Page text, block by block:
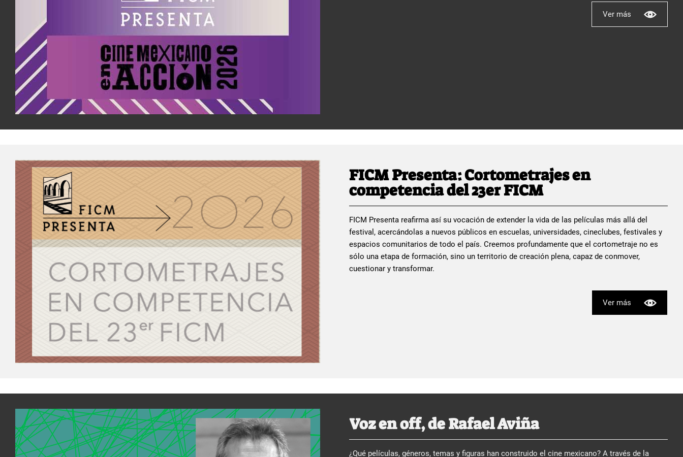
Ver más
FICM Presenta: Cortometrajes en
competencia del 23er FICM
FICM Presenta reafirma así su vocación de extender la vida de las películas más allá del
festival, acercándolas a nuevos públicos en escuelas, universidades, cineclubes, festivales y
espacios comunitarios de todo el país. Creemos profundamente que el cortometraje no es
sólo una etapa de formación, sino un territorio de creación plena, capaz de conmover,
cuestionar y transformar.
Ver más
Voz en off, de Rafael Aviña
¿Qué películas, géneros, temas y figuras han construido el cine mexicano? A través de la